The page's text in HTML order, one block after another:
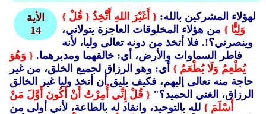
الأية
14
{ قُلْ } لهؤلاء المشركين بالله: { أَغَيْرَ اللهِ أَتَّخِذُ
وَلِيًّا } من هؤلاء المخلوقات العاجزة يتولاني،
وينصرني؟!. فلا أتخذ من دونه تعالى وليا، لأنه
فاطر السماوات والأرض، أي: خالقهما ومدبرهما. { وَهُوَ
يُطْعِمُ وَلَا يُطْعَمُ } أي: وهو الرزاق لجميع الخلق، من غير
حاجة منه تعالى إليهم، فكيف يليق أن أتخذ وليا غير الخالق
الرزاق، الغني الحميد؟" { قُلْ إِنِّي أُمِرْتُ أَنْ أَكُونَ أَوَّلَ مَنْ
أَسْلَمَ } لله بالتوحيد، وانقاد له بالطاعة، لأني أولى من